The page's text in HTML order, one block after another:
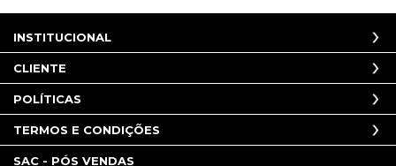
INSTITUCIONAL
CLIENTE
POLÍTICAS
TERMOS E CONDIÇÕES
SAC - PÓS VENDAS